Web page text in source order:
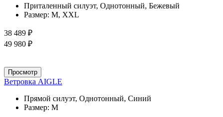
Приталенный силуэт, Однотонный, Бежевый
Размер: M, XXL
38 489 ₽
49 980 ₽
Просмотр
Ветровка AIGLE
Прямой силуэт, Однотонный, Синий
Размер: M